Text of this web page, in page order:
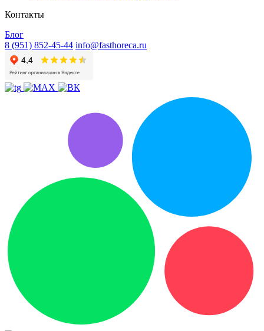
Контакты
Блог
8 (951) 852-45-44 info@fasthoreca.ru